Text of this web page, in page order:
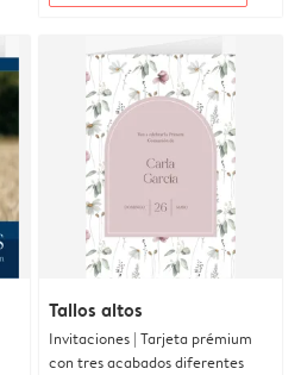
Tallos altos
Invitaciones | Tarjeta prémium
con tres acabados diferentes